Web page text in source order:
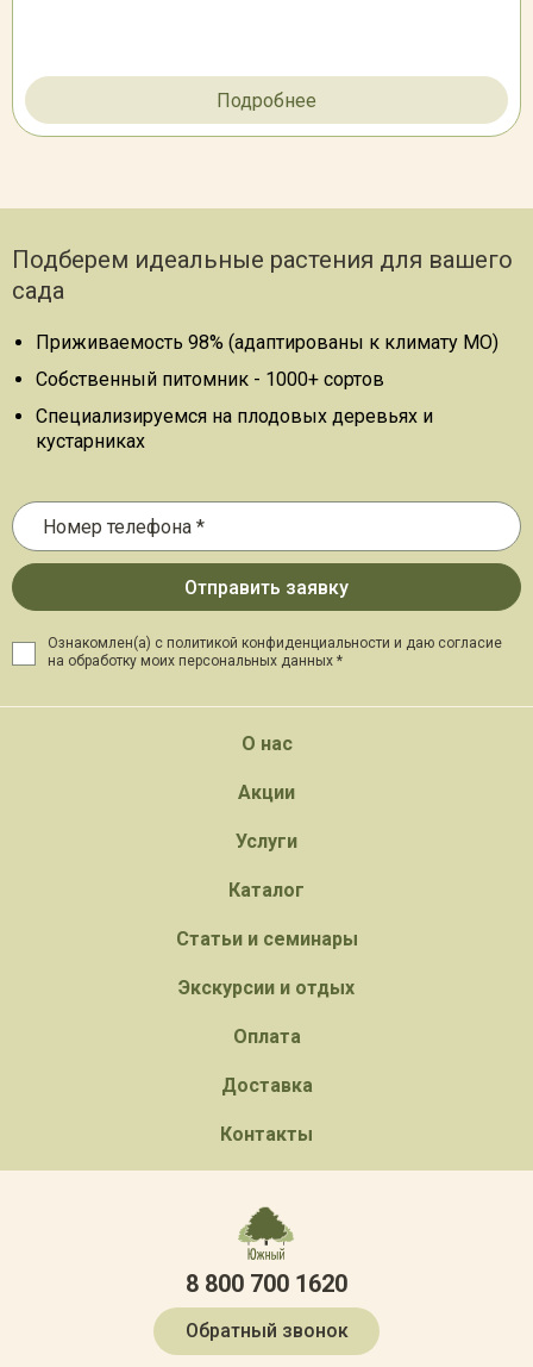
Подробнее
Подберем идеальные растения для вашего
сада
Приживаемость 98% (адаптированы к климату МО)
Собственный питомник - 1000+ сортов
Специализируемся на плодовых деревьях и
кустарниках
Ознакомлен(а) с политикой конфиденциальности и даю согласие
на обработку моих персональных данных *
О нас
Акции
Услуги
Каталог
Статьи и семинары
Экскурсии и отдых
Оплата
Доставка
Контакты
8 800 700 1620
Обратный звонок